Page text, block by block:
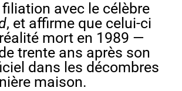
avec le célèbre
, et affirme que celui-ci
mort en 1989 —
trente ans après son
dans les décombres
maison.